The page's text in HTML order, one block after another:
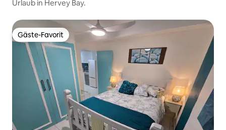
Urlaub in Hervey Bay.
Gäste-Favorit
Gäste-Favorit